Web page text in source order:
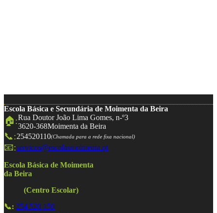
Escola Básica e Secundária de Moimenta da Beira
🏠:Rua Doutor João Lima Gomes, n-º3
3620-368Moimenta da Beira
📞:254520110(Chamada para a rede fixa nacional)
📧:servicos@escolasmoimenta.pt
Escola Básica de Moimenta
da Beira
(Centro Escolar)
📞: 254 520 150